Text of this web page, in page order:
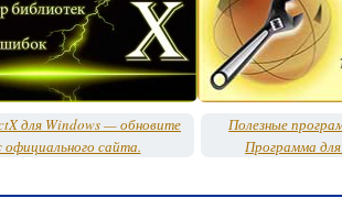
для Windows — обновите
официального сайта.
Полезные
Программа